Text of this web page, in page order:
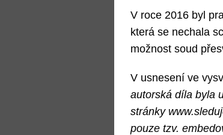
V roce 2016 byl
která se nechala
možnost soud
V usnesení ve
autorská díla byla
stránky
pouze tzv.